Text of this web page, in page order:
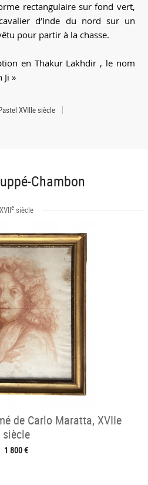
rectangulaire sur fond vert,
d’Inde du nord sur un
pour partir à la chasse.
en Thakur Lakhdir , le nom
Ji »
XVIIIe siècle
Chambon
XVIIesiècle
de Carlo Maratta, XVIIe
siècle
1 800 €